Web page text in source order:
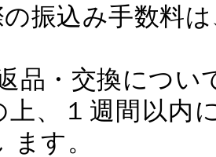
の振込み手数料
品・交換につい
上、１週間以
す。